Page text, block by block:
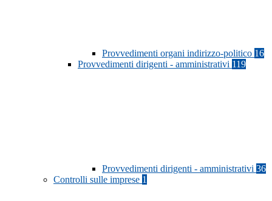
Provvedimenti organi indirizzo-politico 16
Provvedimenti dirigenti - amministrativi 119
Provvedimenti dirigenti - amministrativi 36
Controlli sulle imprese 1